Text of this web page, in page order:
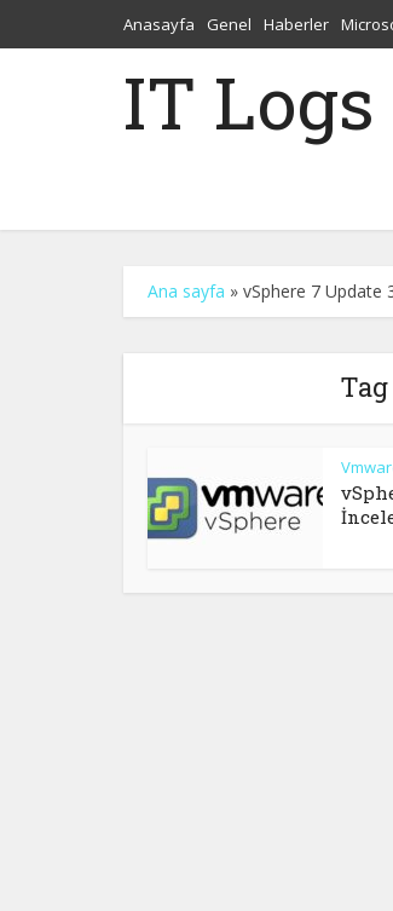
Anasayfa Genel Haberler
IT Logs
Ana sayfa » vSphere 7 Update